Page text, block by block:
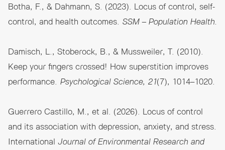
Botha, F., & Dahmann, S. (2023). Locus of control, self-
control, and health outcomes. SSM – Population Health.
Damisch, L., Stoberock, B., & Mussweiler, T. (2010).
Keep your fingers crossed! How superstition improves
performance. Psychological Science, 21(7), 1014–1020.
Guerrero Castillo, M., et al. (2026). Locus of control
and its association with depression, anxiety, and stress.
International Journal of Environmental Research and